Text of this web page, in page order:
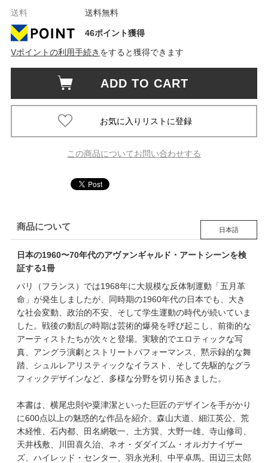
送料
送料無料
46ポイント獲得
Vポイントの利用手続き をすると獲得できます
ADD TO CART
この商品についてお問い合わせする
商品について 日本語
日本の1960〜70年代のアヴァンギャルド・アートシーンを検
証する1冊
パリ（フランス）では1968年に大規模な反体制運動「五月革
命」が発生しましたが、同時期の1960年代の日本でも、大き
な社会変動、政治的不安、そして学生運動の時代が続いていま
した。戦後の動乱の時期は芸術的爆発を呼び起こし、前衛的な
アーティストたちが次々と登場。実験的でエロティックな写
真、アングラ演劇とストリートパフォーマンス、黙示録的な舞
踏、シュルレアリスティックなイラスト、そして先駆的なグラ
フィックデザインなど、多様な分野を切り拓きました。
本書は、横尾忠則や粟津潔といった巨匠のデザインを手がかり
に600点以上の魅惑的な作品を紹介。森山大道、細江英公、荒
木経惟、石内都、田名網敬一、土方巽、大野一雄、寺山修司、
天井桟敷、川田喜久治、ネオ・ダダイズム・オルガナイザー
ズ、ハイレッド・センター、羽永光利、中平卓馬、田辺三太郎